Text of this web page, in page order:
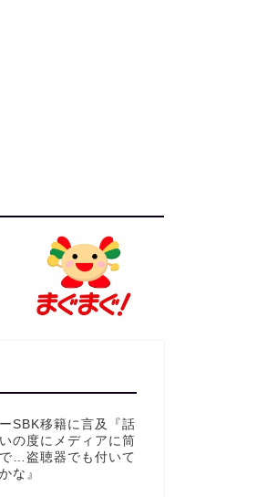
SBK移籍に言及『話
の度にメディアに筒
…盗聴器でも付いて
な』